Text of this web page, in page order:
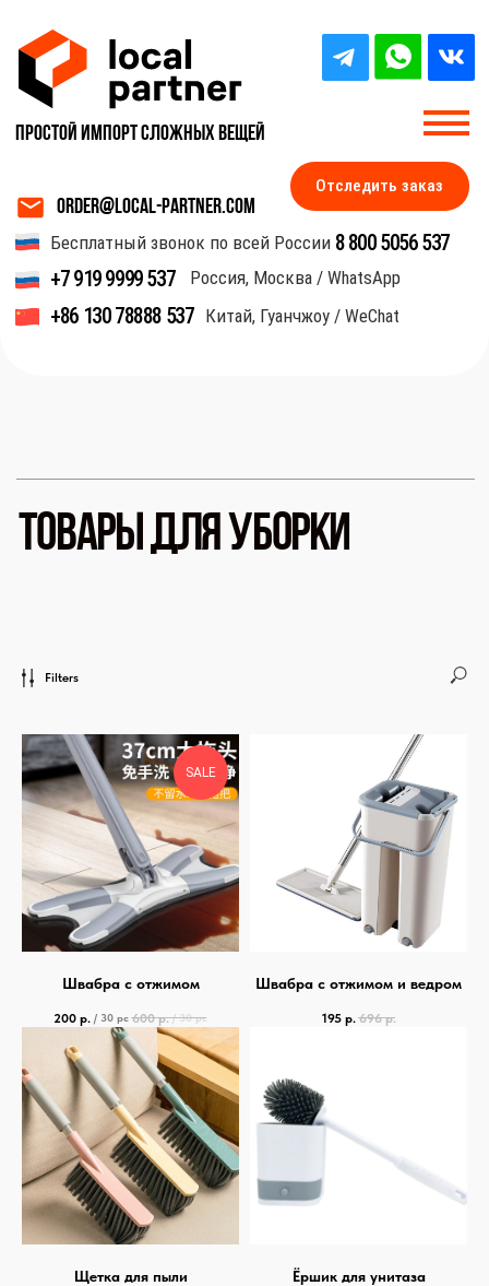
+7 919 9999 537
8 800 5056 537
Россия, Москва / WhatsApp
Простой импорт Сложных вещей
Отследить заказ
главная
Filters
SALE
Швабра с отжимом
200 р. / 30 pc 600 р. / 30 pc
Швабра с отжимом и ведром
195 р. 696 р.
Щетка для пыли Ёршик для унитаза